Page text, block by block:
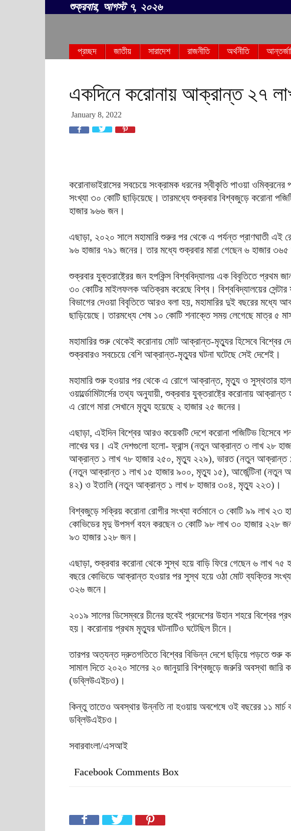
শুক্রবার, আগস্ট ৭, ২০২৬
বাংলা
প্রচ্ছদ জাতীয় সারাদেশ রাজনীতি অর্থনীতি
একদিনে করোনায় আক্রান্ত ২৭
January 8, 2022
করোনাভাইরাসের সবচেয়ে সংক্রামক ধরনের স্বীকৃতি পাওয়া
সংখ্যা ৩০ কোটি ছাড়িয়েছে। তারমধ্যে শুক্রবার বিশ্বজুড়ে করোনা
হাজার ৯৬৬ জন।
এছাড়া, ২০২০ সালে মহামারি শুরুর পর থেকে এ পর্যন্ত প্রাণঘাতী এই
৯৬ হাজার ৭৯১ জনের। তার মধ্যে শুক্রবার মারা গেছেন ৬ হাজার
শুক্রবার যুক্তরাষ্ট্রের জন হপকিন্স বিশ্ববিদ্যালয় এক বিবৃতিতে প্রথম
৩০ কোটির মাইলফলক অতিক্রম করেছে বিশ্ব। বিশ্ববিদ্যালয়ের সেন্টার
বিভাগের দেওয়া বিবৃতিতে আরও বলা হয়, মহামারির দুই বছরের মধ্যে
ছাড়িয়েছে। তারমধ্যে শেষ ১০ কোটি শনাক্তে সময় লেগেছে মাত্র ৫
মহামারির শুরু থেকেই করোনায় মোট আক্রান্ত-মৃত্যুর হিসেবে বিশ্বের
শুক্রবারও সবচেয়ে বেশি আক্রান্ত-মৃত্যুর ঘটনা ঘটেছে সেই দেশেই।
মহামারি শুরু হওয়ার পর থেকে এ রোগে আক্রান্ত, মৃত্যু ও সুস্থতার
ওয়ার্ল্ডোমিটার্সের তথ্য অনুযায়ী, শুক্রবার যুক্তরাষ্ট্রে করোনায়
এ রোগে মারা সেখানে মৃত্যু হয়েছে ২ হাজার ২৫ জনের।
এছাড়া, এইদিন বিশ্বের আরও কয়েকটি দেশে করোনা পজিটিভ হিসেবে
লাখের ঘর। এই দেশগুলো হলো- ফ্রান্স (নতুন আক্রান্ত ৩ লাখ ২৮
আক্রান্ত ১ লাখ ৭৮ হাজার ২৫০, মৃত্যু ২২৯), ভারত (নতুন আক্রান্ত
(নতুন আক্রান্ত ১ লাখ ১৫ হাজার ৯০০, ‍মৃত্যু ১৫), আর্জেন্টিনা (নতুন
৪২) ও ইতালি (নতুন আক্রান্ত ১ লাখ ৮ হাজার ৩০৪, ‍মৃত্যু ২২৩)।
বিশ্বজুড়ে সক্রিয় করোনা রোগীর সংখ্যা বর্তমানে ৩ কোটি ৯৯ লাখ
কোভিডের মৃদু উপসর্গ বহন করছেন ৩ কোটি ৯৮ লাখ ৩০ হাজার
৯৩ হাজার ১২৮ জন।
এছাড়া, শুক্রবার করোনা থেকে সুস্থ হয়ে বাড়ি ফিরে গেছেন ৬ লাখ ৭৫
বছরে কোভিডে আক্রান্ত হওয়ার পর সুস্থ হয়ে ওঠা মোট ব্যক্তির
৩২৬ জনে।
২০১৯ সালের ডিসেম্বরে চীনের হুবেই প্রদেশের উহান শহরে বিশ্বের
হয়। করোনায় প্রথম মৃত্যুর ঘটনাটিও ঘটেছিল চীনে।
তারপর অত্যন্ত দ্রুতগতিতে বিশ্বের বিভিন্ন দেশে ছড়িয়ে পড়তে শুরু
সামাল দিতে ২০২০ সালের ২০ জানুয়ারি বিশ্বজুড়ে জরুরি অবস্থা জারি
(ডব্লিউএইচও)।
কিন্তু তাতেও অবস্থার উন্নতি না হওয়ায় অবশেষে ওই বছরের ১১ মার্চ
ডব্লিউএইচও।
সবারবাংলা/এসআই
Facebook Comments Box